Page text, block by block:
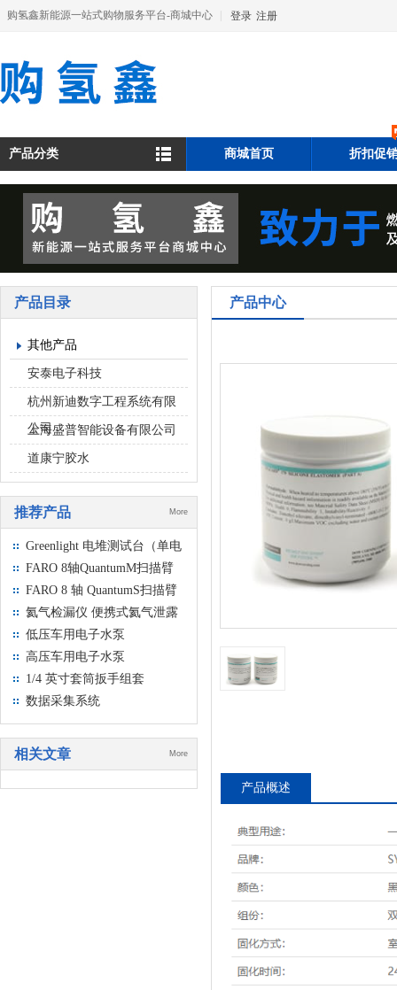
购氢鑫新能源一站式购物服务平台-商城中心 登录 注册
产品分类 商城首页 折扣促
产品目录
其他产品
安泰电子科技
杭州新迪数字工程系统有限
公司
上海盛普智能设备有限公司
道康宁胶水
推荐产品 More
Greenlight 电堆测试台（单电
池和部件测试）
FARO 8轴QuantumM扫描臂
FARO 8 轴 QuantumS扫描臂
氦气检漏仪 便携式氦气泄露
检测仪
低压车用电子水泵
高压车用电子水泵
1/4 英寸套筒扳手组套
数据采集系统
相关文章 More
产品中心
产品概述